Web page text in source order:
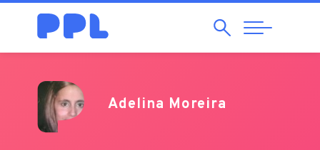
Pesquisar
Abrir
Navegação
Adelina Moreira